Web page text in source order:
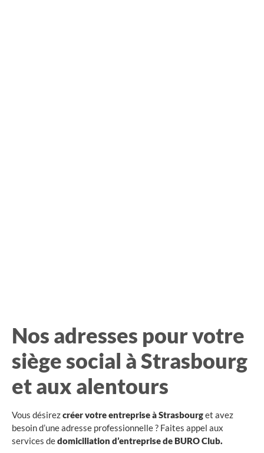
Nos adresses pour votre
siège social à Strasbourg
et aux alentours
Vous désirezcréer votre entreprise à Strasbourget avez
besoin d’une adresse professionnelle ? Faites appel aux
services dedomiciliation d’entreprise de BURO Club.